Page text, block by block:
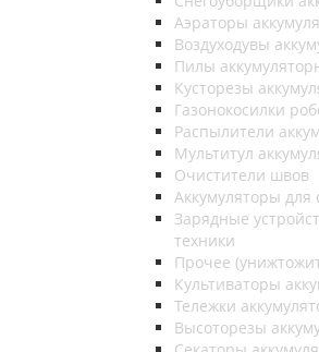
Аэраторы
Воздуходувы
Пилы
Кусторезы
Газонокосилки
Распылители
Мультитул
Очистители швов
Аккумуляторы для
Зарядные
техники
Прочее
Культиваторы
Тележки
Высоторезы